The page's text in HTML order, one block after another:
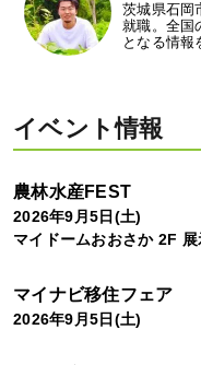
茨城県石岡
就職。全国
となる情
イベント情報
農林水産FEST
2026年9月5日(土)
マイドームおおさか 2F
マイナビ移住フェア
2026年9月5日(土)